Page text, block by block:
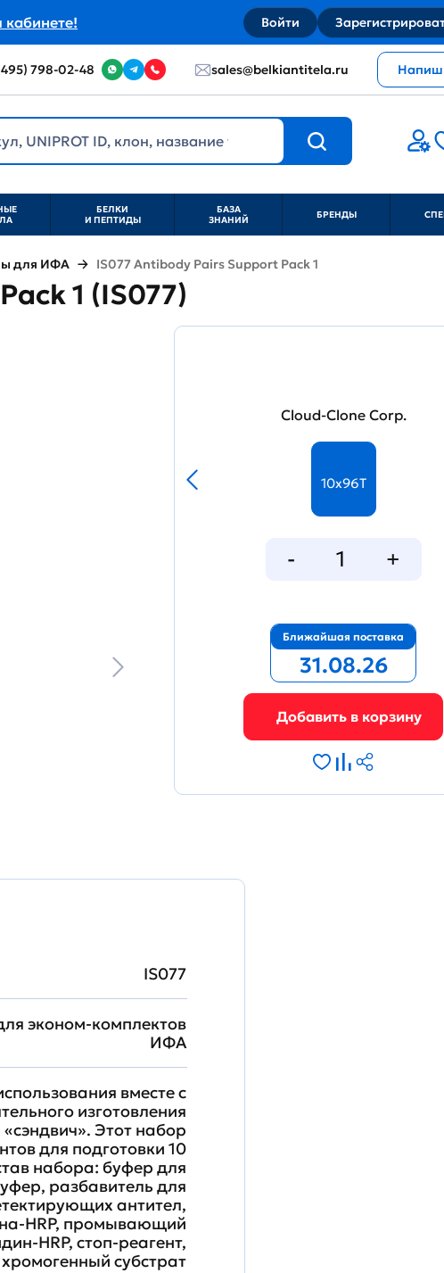
Войти
798-02-48 sales@belkiantitela.ru
БЕЛКИ
И ПЕПТИДЫ
БАЗА
ЗНАНИЙ
БРЕНДЫ
для ИФА IS077 Antibody Pairs Support Pack 1
1 (IS077)
Cloud-Clone Corp.
10x96T
Ближайшая поставка
31.08.26
IS077
эконом-комплектов
ИФА
вместе с
изготовления
Этот набор
для подготовки 10
набора: буфер для
разбавитель для
антител,
HRP, промывающий
HRP, стоп-реагент,
хромогенный субстрат